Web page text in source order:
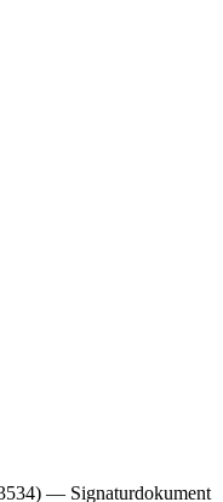
— Signaturdokument